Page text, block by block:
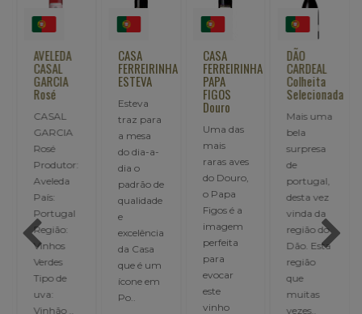
AVELEDA
CASAL
GARCIA
Rosé
CASAL
GARCIA
Rosé
Produtor:
Aveleda
País:
Portugal
Região:
Vinhos
Verdes
Tipo de
uva:
Vinhão ..
CASA
FERREIRINHA
ESTEVA
Esteva
traz para
a mesa
do dia-a-
dia o
padrão de
qualidade
e
excelência
da Casa
que é um
ícone em
Po..
CASA
FERREIRINHA
PAPA
FIGOS
Douro
Uma das
mais
raras aves
do Douro,
o Papa
Figos é a
imagem
perfeita
para
evocar
este
vinho
DÃO
CARDEAL
Colheita
Selecionada
Mais uma
bela
surpresa
de
portugal,
desta vez
vinda da
região do
Dão. Esta
região
que
muitas
vezes..